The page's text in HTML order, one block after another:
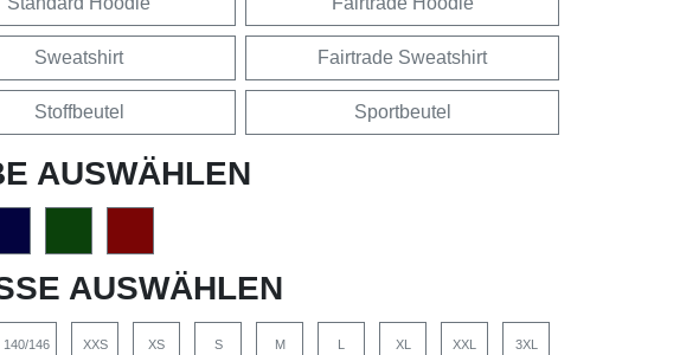
Sweatshirt Fairtrade Sweatshirt
Stoffbeutel Sportbeutel
AUSWÄHLEN
AUSWÄHLEN
140/146 XXS XS S M L XL XXL 3XL